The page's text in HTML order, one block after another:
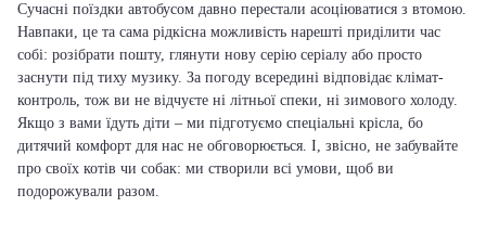
Сучасні поїздки автобусом давно перестали асоціюватися з втомою.
Навпаки, це та сама рідкісна можливість нарешті приділити час
собі: розібрати пошту, глянути нову серію серіалу або просто
заснути під тиху музику. За погоду всередині відповідає клімат-
контроль, тож ви не відчуєте ні літньої спеки, ні зимового холоду.
Якщо з вами їдуть діти – ми підготуємо спеціальні крісла, бо
дитячий комфорт для нас не обговорюється. І, звісно, не забувайте
про своїх котів чи собак: ми створили всі умови, щоб ви
подорожували разом.